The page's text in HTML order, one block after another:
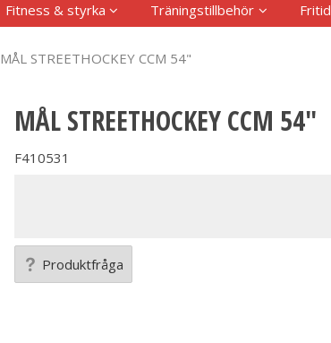
Fitness & styrka Träningstillbehör Fritid
MÅL STREETHOCKEY CCM 54"
MÅL STREETHOCKEY CCM 54"
F410531
Produktfråga